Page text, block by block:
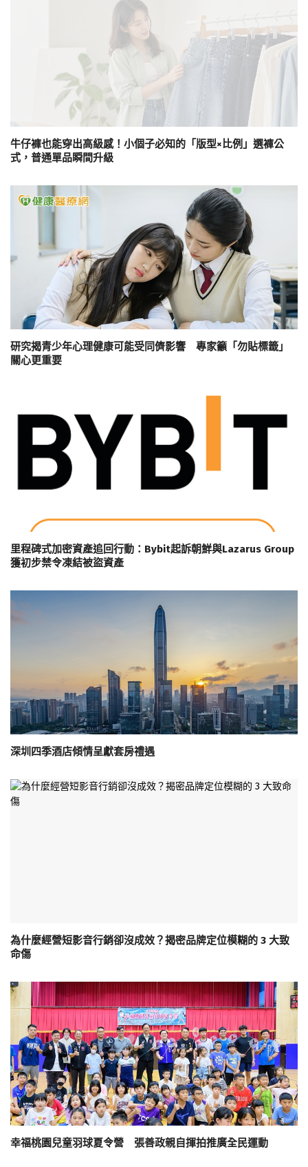
牛仔褲也能穿出高級感！小個子必知的「版型×比例」選褲公
式，普通單品瞬間升級
研究揭青少年心理健康可能受同儕影響 專家籲「勿貼標籤」
關心更重要
里程碑式加密資產追回行動：Bybit起訴朝鮮與Lazarus Group
獲初步禁令凍結被盜資產
深圳四季酒店傾情呈獻套房禮遇
為什麼經營短影音行銷卻沒成效？揭密品牌定位模糊的 3 大致
命傷
幸福桃園兒童羽球夏令營 張善政親自揮拍推廣全民運動